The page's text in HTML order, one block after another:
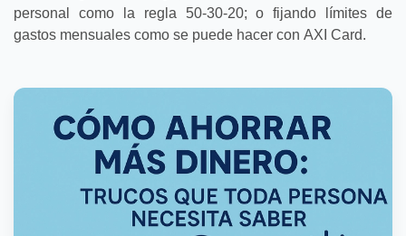
personal como la regla 50-30-20; o fijando límites de
gastos mensuales como se puede hacer con AXI Card.